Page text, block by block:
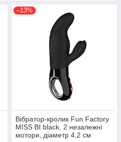
–13%
Вібратор-кролик Fun Factory
MISS BI black, 2 незалежні
мотори, діаметр 4,2 см